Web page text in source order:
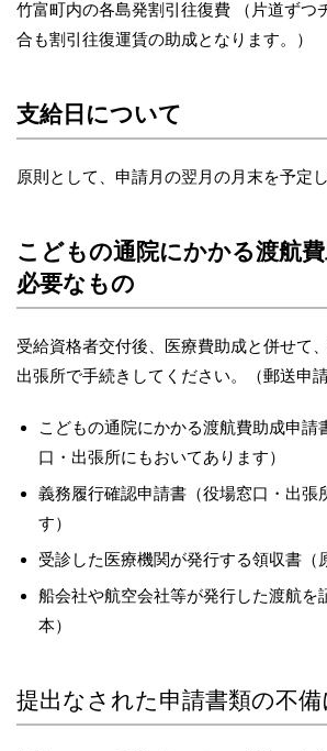
竹富町内の各島発割引往復費 （片道ずつ
合も割引往復運賃の助成となります。）
支給日について
原則として、申請月の翌月の月末を予定し
こどもの通院にかかる渡航
必要なもの
受給資格者交付後、医療費助成と併せて
出張所で手続きしてください。（郵送申請
こどもの通院にかかる渡航費助成申請
口・出張所にもおいてあります）
義務履行確認申請書（役場窓口・出張
す）
受診した医療機関が発行する領収書（
船会社や航空会社等が発行した渡航を
本）
提出なされた申請書類の不